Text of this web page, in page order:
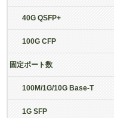
40G QSFP+
100G CFP
固定ポート数
100M/1G/10G Base-T
1G SFP